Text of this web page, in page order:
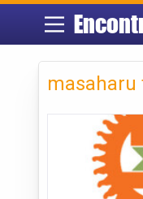
masaharu